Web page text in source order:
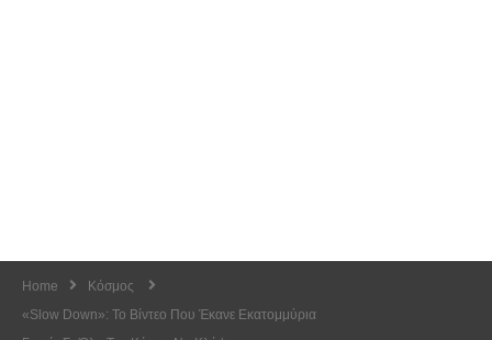
Home
Κόσμος
«Slow Down»: Το Βίντεο Που Έκανε Εκατομμύρια